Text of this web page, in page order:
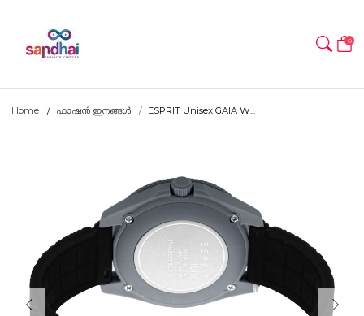
0
Home ഫാഷൻ ഇനങ്ങൾ ESPRIT Unisex GAIA W...